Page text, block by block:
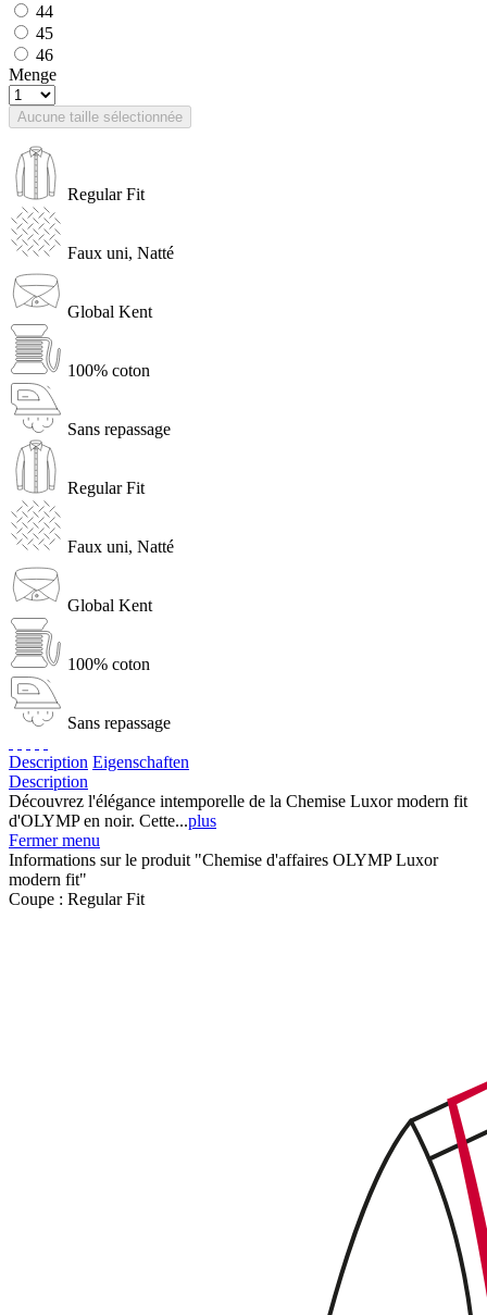
44
45
46
Menge
Aucune taille sélectionnée
Regular Fit
Faux uni, Natté
Global Kent
100% coton
Sans repassage
Regular Fit
Faux uni, Natté
Global Kent
100% coton
Sans repassage
Description Eigenschaften
Description
Découvrez l'élégance intemporelle de la Chemise Luxor modern fit
d'OLYMP en noir. Cette...plus
Fermer menu
Informations sur le produit "Chemise d'affaires OLYMP Luxor
modern fit"
Coupe : Regular Fit